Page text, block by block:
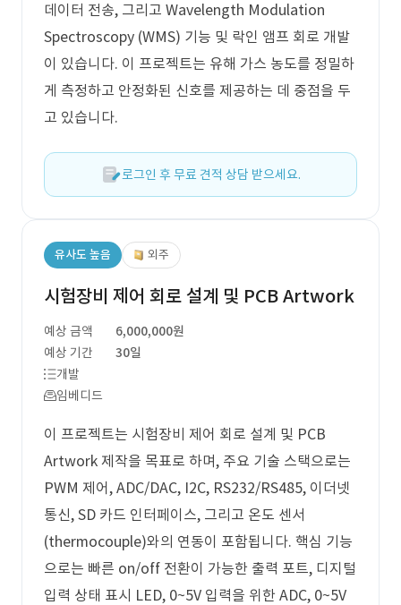
데이터 전송, 그리고 Wavelength Modulation
Spectroscopy (WMS) 기능 및 락인 앰프 회로 개발
이 있습니다. 이 프로젝트는 유해 가스 농도를 정밀하
게 측정하고 안정화된 신호를 제공하는 데 중점을 두
고 있습니다.
로그인 후 무료 견적 상담 받으세요.
유사도 높음 외주
시험장비 제어 회로 설계 및 PCB Artwork
예상 금액
6,000,000원
예상 기간
30일
개발
임베디드
이 프로젝트는 시험장비 제어 회로 설계 및 PCB
Artwork 제작을 목표로 하며, 주요 기술 스택으로는
PWM 제어, ADC/DAC, I2C, RS232/RS485, 이더넷
통신, SD 카드 인터페이스, 그리고 온도 센서
(thermocouple)와의 연동이 포함됩니다. 핵심 기능
으로는 빠른 on/off 전환이 가능한 출력 포트, 디지털
입력 상태 표시 LED, 0~5V 입력을 위한 ADC, 0~5V